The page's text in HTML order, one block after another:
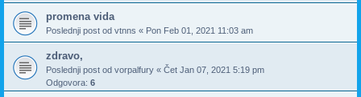
promena vida
Poslednji post od vtnns « Pon Feb 01, 2021 11:03 am
zdravo,
Poslednji post od vorpalfury « Čet Jan 07, 2021 5:19 pm
Odgovora: 6